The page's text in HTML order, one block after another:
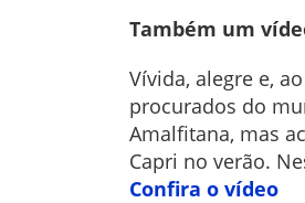
Também um
Vívida, alegre e,
procurados do
Amalfitana, mas
Capri no verão.
Confira o vídeo